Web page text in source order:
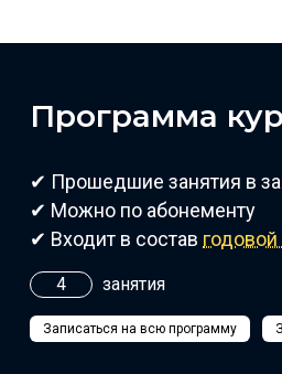
Программа
✔ Прошедшие занятия в
✔ Можно по абонементу
✔ Входит в состав
4 занятия
Записаться на всю программу